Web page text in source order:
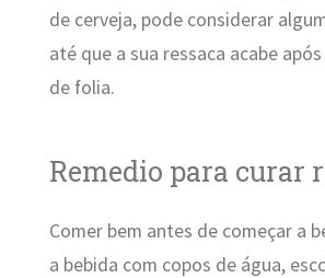
de cerveja, pode considerar
até que a sua ressaca acabe
de folia.
Remedio para curar
Comer bem antes de começar a
a bebida com copos de água,